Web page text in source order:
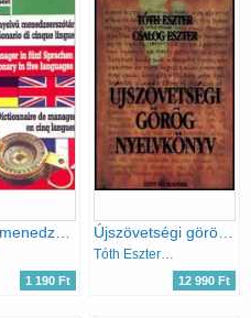
1 190 Ft
Újszövetségi görög nyelvkönyv
Tóth Eszter-Csalog Eszter
12 990 Ft